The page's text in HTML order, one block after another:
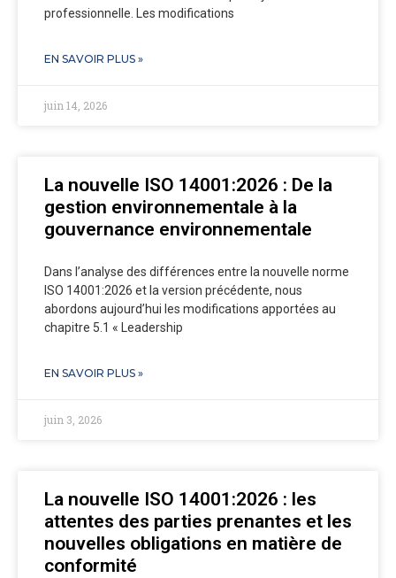
professionnelle. Les modifications
EN SAVOIR PLUS »
juin 14, 2026
La nouvelle ISO 14001:2026 : De la
gestion environnementale à la
gouvernance environnementale
Dans l’analyse des différences entre la nouvelle norme
ISO 14001:2026 et la version précédente, nous
abordons aujourd’hui les modifications apportées au
chapitre 5.1 « Leadership
EN SAVOIR PLUS »
juin 3, 2026
La nouvelle ISO 14001:2026 : les
attentes des parties prenantes et les
nouvelles obligations en matière de
conformité